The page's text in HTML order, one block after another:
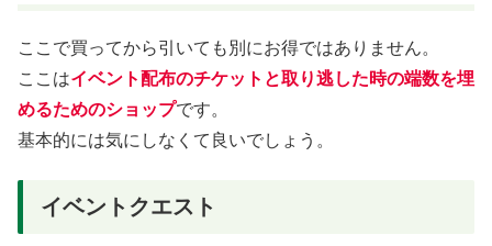
ここで買ってから引いても別にお得ではありません。
ここはイベント配布のチケットと取り逃した時の端数を埋
めるためのショップです。
基本的には気にしなくて良いでしょう。
イベントクエスト